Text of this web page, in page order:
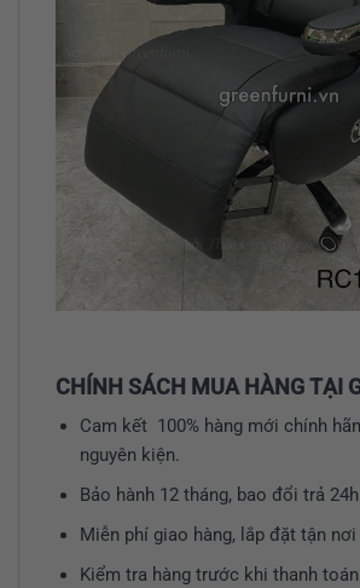
CHÍNH SÁCH MUA HÀNG TẠI
Cam kết 100% hàng mới chính
nguyên kiện.
Bảo hành 12 tháng, bao đổi trả
Miễn phí giao hàng, lắp đặt tận nơi
Kiểm tra hàng trước khi thanh